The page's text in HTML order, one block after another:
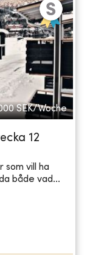
SEK/Woche
12
vill ha
både vad...